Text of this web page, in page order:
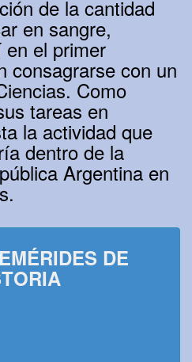
de la cantidad
en sangre,
el primer
consagrarse con un
Como
tareas en
la actividad que
dentro de la
Argentina en
DE